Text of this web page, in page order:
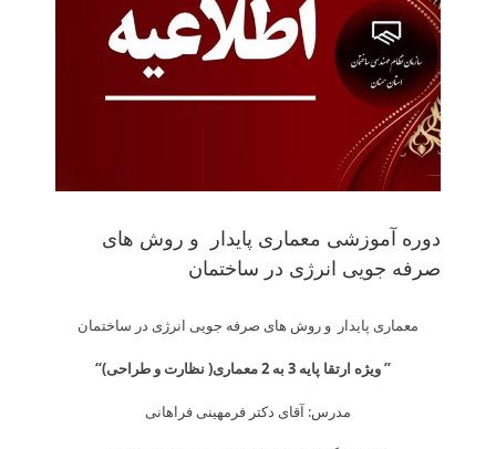
دوره آموزشی معماری پایدار و روش های
صرفه جویی انرژی در ساختمان
معماری پایدار و روش های صرفه جویی انرژی در ساختمان
” ویژه ارتقا پایه 3 به 2 معماری( نظارت و طراحی) “
مدرس: آقای دکتر فرمهینی فراهانی